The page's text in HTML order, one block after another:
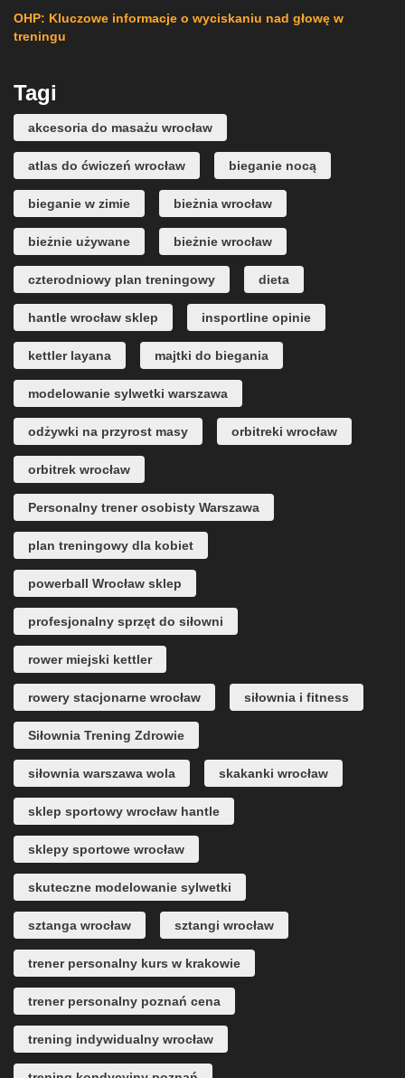
OHP: Kluczowe informacje o wyciskaniu nad głowę w
treningu
Tagi
akcesoria do masażu wrocław
atlas do ćwiczeń wrocław bieganie nocą
bieganie w zimie bieżnia wrocław
bieżnie używane bieżnie wrocław
czterodniowy plan treningowy dieta
hantle wrocław sklep insportline opinie
kettler layana majtki do biegania
modelowanie sylwetki warszawa
odżywki na przyrost masy orbitreki wrocław
orbitrek wrocław
Personalny trener osobisty Warszawa
plan treningowy dla kobiet
powerball Wrocław sklep
profesjonalny sprzęt do siłowni
rower miejski kettler
rowery stacjonarne wrocław siłownia i fitness
Siłownia Trening Zdrowie
siłownia warszawa wola skakanki wrocław
sklep sportowy wrocław hantle
sklepy sportowe wrocław
skuteczne modelowanie sylwetki
sztanga wrocław sztangi wrocław
trener personalny kurs w krakowie
trener personalny poznań cena
trening indywidualny wrocław